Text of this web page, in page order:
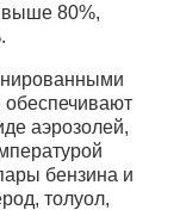
выше 80%,
аэрозолей,
бензина и
толуол,